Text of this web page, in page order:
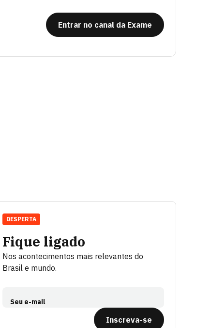
Entrar no canal da Exame
Fique ligado
Nos acontecimentos mais relevantes do
Brasil e mundo.
Seu e-mail
Inscreva-se
DESPERTA